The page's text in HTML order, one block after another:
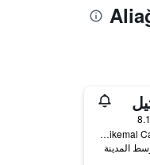
Sayfiye Mah. Namikemal Cad. No:79, Aliağa, تركيا